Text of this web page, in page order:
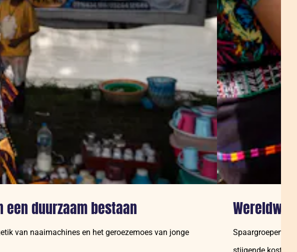
duurzaam bestaan
van naaimachines en het geroezemoes van jonge
Spaargroepen